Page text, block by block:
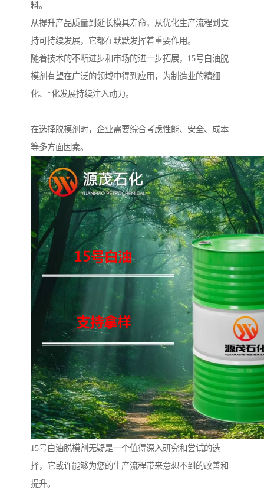
料。
从提升产品质量到延长模具寿命，从优化生产流程到支
持可持续发展，它都在默默发挥着重要作用。
随着技术的不断进步和市场的进一步拓展，15号白油脱
模剂有望在广泛的领域中得到应用，为制造业的精细
化、*化发展持续注入动力。
在选择脱模剂时，企业需要综合考虑性能、安全、成本
等多方面因素。
15号白油脱模剂无疑是一个值得深入研究和尝试的选
择，它或许能够为您的生产流程带来意想不到的改善和
提升。